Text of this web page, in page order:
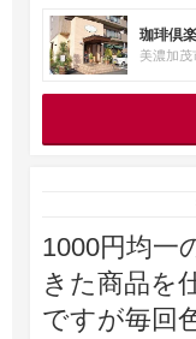
珈琲倶
美濃加茂
1000円均一
きた商品を
ですが毎回